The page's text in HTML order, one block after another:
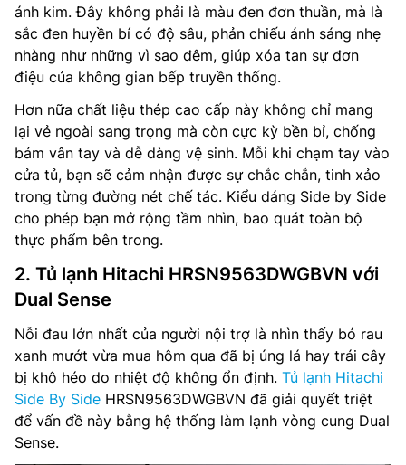
ánh kim. Đây không phải là màu đen đơn thuần, mà là
sắc đen huyền bí có độ sâu, phản chiếu ánh sáng nhẹ
nhàng như những vì sao đêm, giúp xóa tan sự đơn
điệu của không gian bếp truyền thống.
Hơn nữa chất liệu thép cao cấp này không chỉ mang
lại vẻ ngoài sang trọng mà còn cực kỳ bền bỉ, chống
bám vân tay và dễ dàng vệ sinh. Mỗi khi chạm tay vào
cửa tủ, bạn sẽ cảm nhận được sự chắc chắn, tinh xảo
trong từng đường nét chế tác. Kiểu dáng Side by Side
cho phép bạn mở rộng tầm nhìn, bao quát toàn bộ
thực phẩm bên trong.
2. Tủ lạnh Hitachi HRSN9563DWGBVN với
Dual Sense
Nỗi đau lớn nhất của người nội trợ là nhìn thấy bó rau
xanh mướt vừa mua hôm qua đã bị úng lá hay trái cây
bị khô héo do nhiệt độ không ổn định. Tủ lạnh Hitachi
Side By Side HRSN9563DWGBVN đã giải quyết triệt
để vấn đề này bằng hệ thống làm lạnh vòng cung Dual
Sense.